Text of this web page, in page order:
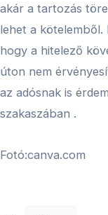
akár a tartozás
lehet a kötelemből.
hogy a hitelező
úton nem
az adósnak is
szakaszában .
Fotó:canva.com